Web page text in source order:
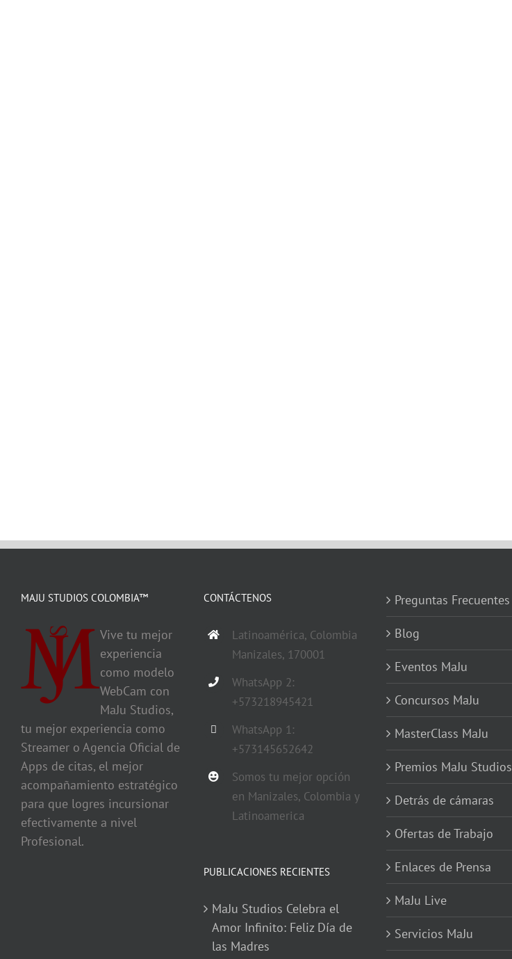
MAJU STUDIOS COLOMBIA™
Vive tu mejor
experiencia
como modelo
WebCam con
MaJu Studios,
tu mejor experiencia como
Streamer o Agencia Oficial de
Apps de citas, el mejor
acompañamiento estratégico
para que logres incursionar
efectivamente a nivel
Profesional.
CONTÁCTENOS
Latinoamérica, Colombia
Manizales, 170001
WhatsApp 2:
+573218945421
WhatsApp 1:
+573145652642
Somos tu mejor opción
en Manizales, Colombia y
Latinoamerica
PUBLICACIONES RECIENTES
MaJu Studios Celebra el
Amor Infinito: Feliz Día de
las Madres
Preguntas Frecuentes
Blog
Eventos MaJu
Concursos MaJu
MasterClass MaJu
Premios MaJu Studios
Detrás de cámaras
Ofertas de Trabajo
Enlaces de Prensa
MaJu Live
Servicios MaJu